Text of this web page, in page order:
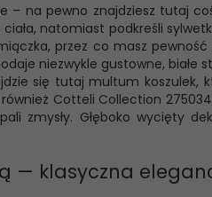
– na pewno znajdziesz tutaj
natomiast podkreśli
przez co masz
niezwykle gustowne, białe
się tutaj multum koszulek,
Cotteli Collection
zmysły. Głęboko wycięty
— klasyczna